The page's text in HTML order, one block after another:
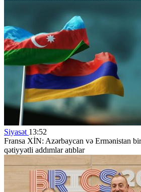
Siyasət 13:52
Fransa XİN: Azərbaycan və Ermənistan
qətiyyətli addımlar atıblar